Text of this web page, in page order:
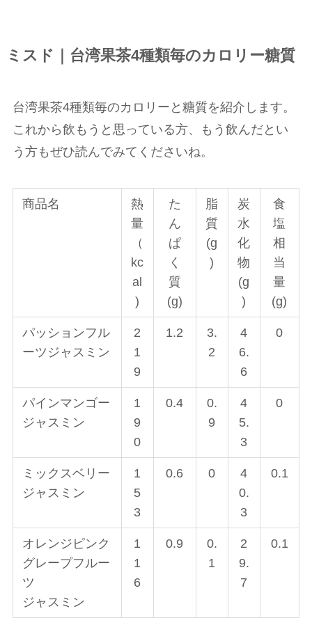
ミスド｜台湾果茶4種類毎のカロリー糖質
台湾果茶4種類毎のカロリーと糖質を紹介します。
これから飲もうと思っている方、もう飲んだとい
う方もぜひ読んでみてくださいね。
商品名
熱
量
（
kc
al
)
た
ん
ぱ
く
質
(g)
脂
質
(g
)
炭
水
化
物
(g
)
食
塩
相
当
量
(g)
パッションフル
ーツジャスミン
2
1
9
1.2
3.
2
4
6.
6
0
パインマンゴー
ジャスミン
1
9
0
0.4
0.
9
4
5.
3
0
ミックスベリー
ジャスミン
1
5
3
0.6 0
4
0.
3
0.1
オレンジピンク
グレープフルー
ツ
ジャスミン
1
1
6
0.9
0.
1
2
9.
7
0.1